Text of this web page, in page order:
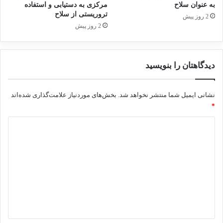
منافع کودکان عمل نمایند.
دبیر کل سازمان ملل متحد در انتها گفت، کسانی
به عنوان سلاح
2 روز پیش
مرکزی به دستیابی و استفاده
تروریستی از سلاح
2 روز پیش
دیدگاهتان را بنویسید
نشانی ایمیل شما منتشر نخواهد شد. بخش‌های موردنیاز علامت‌گذاری شده‌اند
*